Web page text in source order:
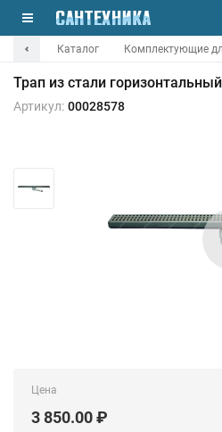
Каталог Комплектующие
Трап из стали
Артикул: 00028578
Цена
3 850.00 ₽